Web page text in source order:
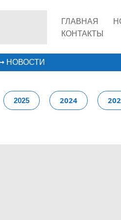
ГЛАВНАЯ
КОНТАКТЫ
НОВОСТИ
2025 2024